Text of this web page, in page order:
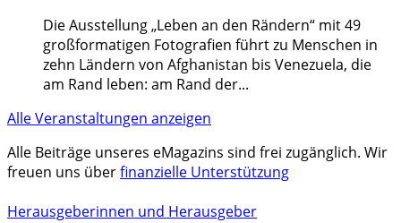
Die Ausstellung „Leben an den Rändern“ mit 49
großformatigen Fotografien führt zu Menschen in
zehn Ländern von Afghanistan bis Venezuela, die
am Rand leben: am Rand der...
Alle Veranstaltungen anzeigen
Alle Beiträge unseres eMagazins sind frei zugänglich. Wir
freuen uns überfinanzielle Unterstützung
Herausgeberinnen und Herausgeber